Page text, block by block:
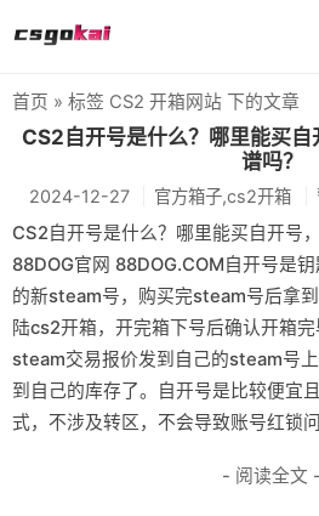
farmskins
88dog
flamecases
88hash-jp
首页 » 标签 CS2 开箱网站 下的文章
CS2自开号是什么？哪里能买
谱吗？
2024-12-27 官方箱子,cs2开箱
CS2自开号是什么？哪里能买自开号
88DOG官网 88DOG.COM自开号是
的新steam号，购买完steam号后拿
陆cs2开箱，开完箱下号后确认开箱
steam交易报价发到自己的steam号
到自己的库存了。自开号是比较便宜
式，不涉及转区，不会导致账号红锁问
- 阅读全文 -